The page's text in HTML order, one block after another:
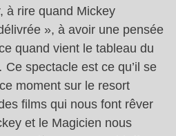
à rire quand Mickey
», à avoir une pensée
quand vient le tableau du
spectacle est ce qu’il se
moment sur le resort
films qui nous font rêver
et le Magicien nous